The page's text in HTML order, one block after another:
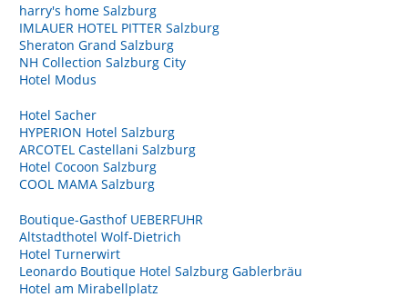
harry's home Salzburg
IMLAUER HOTEL PITTER Salzburg
Sheraton Grand Salzburg
NH Collection Salzburg City
Hotel Modus
Hotel Sacher
HYPERION Hotel Salzburg
ARCOTEL Castellani Salzburg
Hotel Cocoon Salzburg
COOL MAMA Salzburg
Boutique-Gasthof UEBERFUHR
Altstadthotel Wolf-Dietrich
Hotel Turnerwirt
Leonardo Boutique Hotel Salzburg Gablerbräu
Hotel am Mirabellplatz